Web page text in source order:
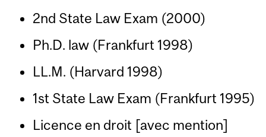
2nd State Law Exam (2000)
Ph.D. law (Frankfurt 1998)
LL.M. (Harvard 1998)
1st State Law Exam (Frankfurt 1995)
Licence en droit [avec mention]